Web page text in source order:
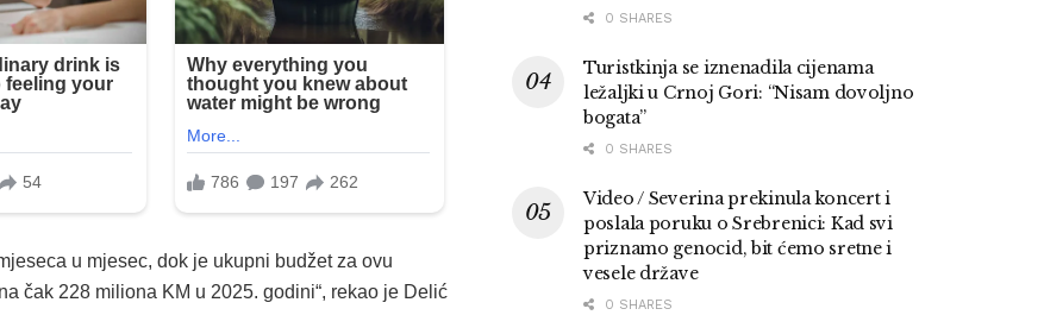
u mjesec, dok je ukupni budžet za ovu
čak 228 miliona KM u 2025. godini“, rekao je Delić
0 SHARES
Turistkinja se iznenadila cijenama
ležaljki u Crnoj Gori: “Nisam dovoljno
bogata”
0 SHARES
Video / Severina prekinula koncert i
poslala poruku o Srebrenici: Kad svi
priznamo genocid, bit ćemo sretne i
vesele države
0 SHARES